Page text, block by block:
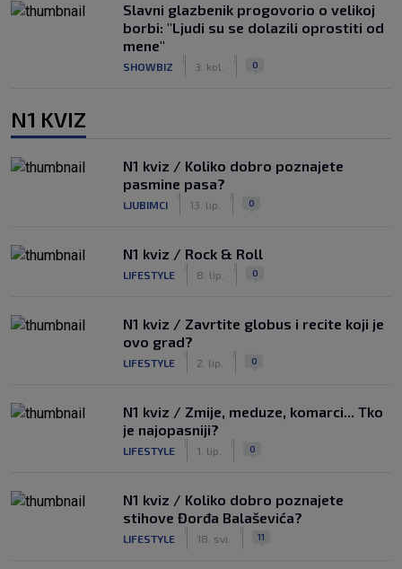
Slavni glazbenik progovorio o velikoj
borbi: "Ljudi su se dolazili oprostiti od
mene"
SHOWBIZ 3. kol. 0
N1 KVIZ
N1 kviz / Koliko dobro poznajete
pasmine pasa?
LJUBIMCI 13. lip. 0
N1 kviz / Rock & Roll
LIFESTYLE 8. lip. 0
N1 kviz / Zavrtite globus i recite koji je
ovo grad?
LIFESTYLE 2. lip. 0
N1 kviz / Zmije, meduze, komarci... Tko
je najopasniji?
LIFESTYLE 1. lip. 0
N1 kviz / Koliko dobro poznajete
stihove Đorđa Balaševića?
LIFESTYLE 18. svi. 11